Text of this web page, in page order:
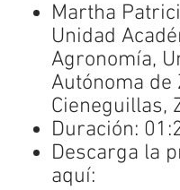
Martha
Unidad
Agronomía,
Autónoma de
Cieneguillas,
Duración:
Descarga la
aquí: